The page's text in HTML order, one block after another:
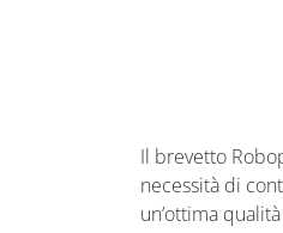
Il brevetto
necessità di
un’ottima